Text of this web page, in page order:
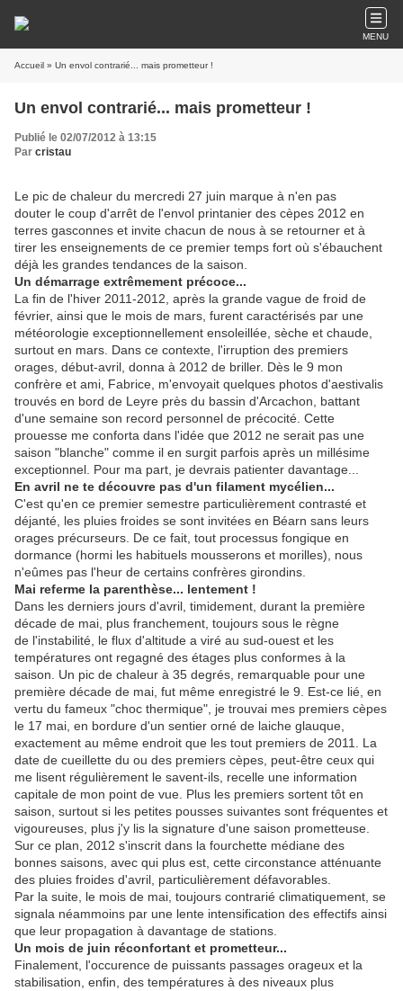
MENU
Accueil » Un envol contrarié... mais prometteur !
Un envol contrarié... mais prometteur !
Publié le 02/07/2012 à 13:15
Par cristau
Le pic de chaleur du mercredi 27 juin marque à n'en pas
douter le coup d'arrêt de l'envol printanier des cèpes 2012 en
terres gasconnes et invite chacun de nous à se retourner et à
tirer les enseignements de ce premier temps fort où s'ébauchent
déjà les grandes tendances de la saison.
Un démarrage extrêmement précoce...
La fin de l'hiver 2011-2012, après la grande vague de froid de
février, ainsi que le mois de mars, furent caractérisés par une
météorologie exceptionnellement ensoleillée, sèche et chaude,
surtout en mars. Dans ce contexte, l'irruption des premiers
orages, début-avril, donna à 2012 de briller. Dès le 9 mon
confrère et ami, Fabrice, m'envoyait quelques photos d'aestivalis
trouvés en bord de Leyre près du bassin d'Arcachon, battant
d'une semaine son record personnel de précocité. Cette
prouesse me conforta dans l'idée que 2012 ne serait pas une
saison "blanche" comme il en surgit parfois après un millésime
exceptionnel. Pour ma part, je devrais patienter davantage...
En avril ne te découvre pas d'un filament mycélien...
C'est qu'en ce premier semestre particulièrement contrasté et
déjanté, les pluies froides se sont invitées en Béarn sans leurs
orages précurseurs. De ce fait, tout processus fongique en
dormance (hormi les habituels mousserons et morilles), nous
n'eûmes pas l'heur de certains confrères girondins.
Mai referme la parenthèse... lentement !
Dans les derniers jours d'avril, timidement, durant la première
décade de mai, plus franchement, toujours sous le règne
de l'instabilité, le flux d'altitude a viré au sud-ouest et les
températures ont regagné des étages plus conformes à la
saison. Un pic de chaleur à 35 degrés, remarquable pour une
première décade de mai, fut même enregistré le 9. Est-ce lié, en
vertu du fameux "choc thermique", je trouvai mes premiers cèpes
le 17 mai, en bordure d'un sentier orné de laiche glauque,
exactement au même endroit que les tout premiers de 2011. La
date de cueillette du ou des premiers cèpes, peut-être ceux qui
me lisent régulièrement le savent-ils, recelle une information
capitale de mon point de vue. Plus les premiers sortent tôt en
saison, surtout si les petites pousses suivantes sont fréquentes et
vigoureuses, plus j'y lis la signature d'une saison prometteuse.
Sur ce plan, 2012 s'inscrit dans la fourchette médiane des
bonnes saisons, avec qui plus est, cette circonstance atténuante
des pluies froides d'avril, particulièrement défavorables.
Par la suite, le mois de mai, toujours contrarié climatiquement, se
signala néammoins par une lente intensification des effectifs ainsi
que leur propagation à davantage de stations.
Un mois de juin réconfortant et prometteur...
Finalement, l'occurence de puissants passages orageux et la
stabilisation, enfin, des températures à des niveaux plus